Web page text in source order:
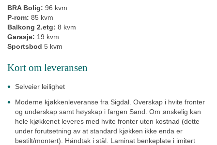
BRA Bolig: 96 kvm
P-rom: 85 kvm
Balkong 2.etg: 8 kvm
Garasje: 19 kvm
Sportsbod 5 kvm
Kort om leveransen
Selveier leilighet
Moderne kjøkkenleveranse fra Sigdal. Overskap i hvite fronter
og underskap samt høyskap i fargen Sand. Om ønskelig kan
hele kjøkkenet leveres med hvite fronter uten kostnad (dette
under forutsetning av at standard kjøkken ikke enda er
bestilt/montert). Håndtak i stål. Laminat benkeplate i imitert